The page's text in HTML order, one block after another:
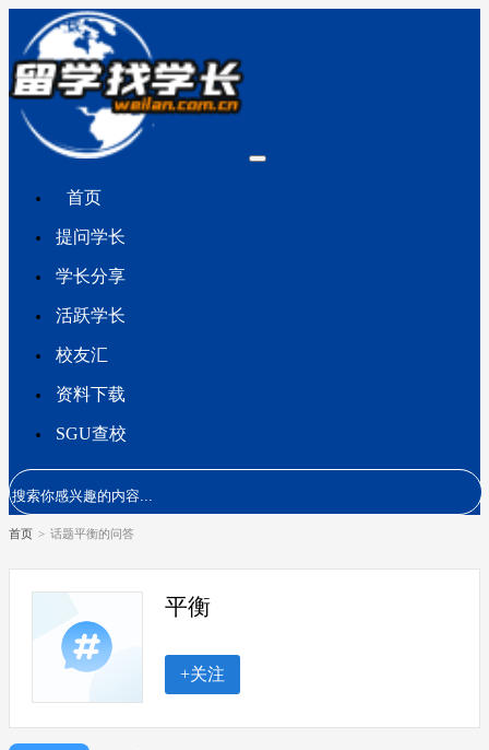
首页
提问学长
学长分享
活跃学长
校友汇
资料下载
SGU查校
首页 > 话题平衡的问答
平衡
+关注